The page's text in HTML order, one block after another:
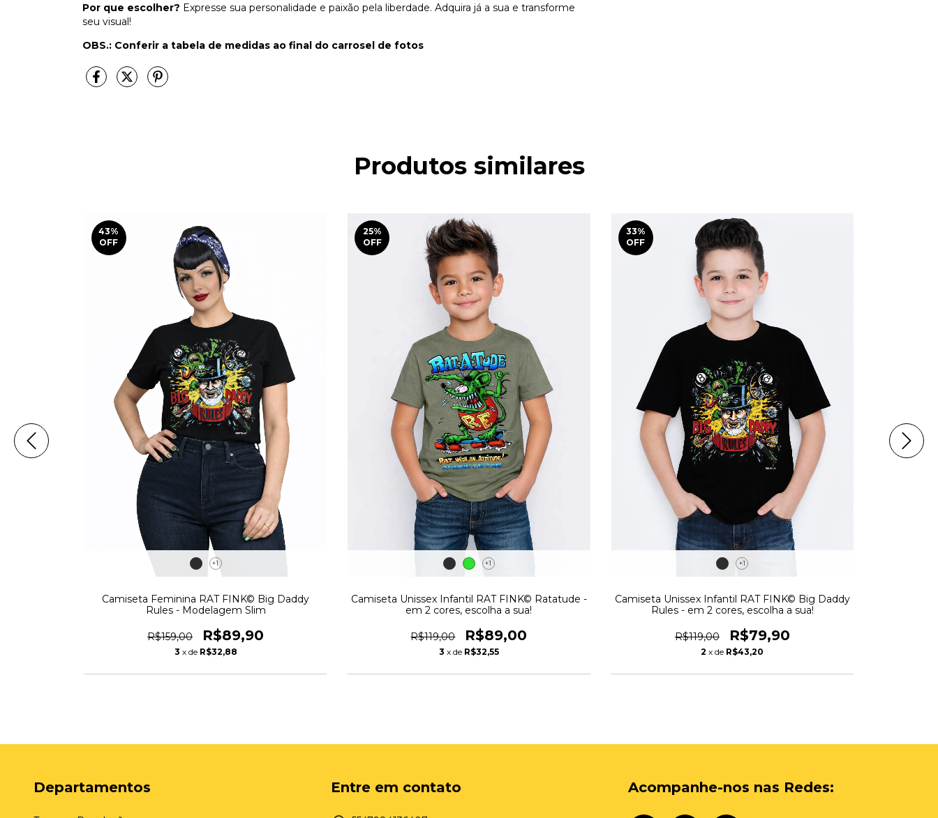
Por que escolher? Expresse sua personalidade e paixão pela liberdade. Adquira já a sua e transforme
seu visual!
OBS.: Conferir a tabela de medidas ao final do carrosel de fotos
Produtos similares
43%
OFF
+1
Camiseta Feminina RAT FINK© Big Daddy
Rules - Modelagem Slim
R$159,00 R$89,90
3 x de R$32,88
25%
OFF
+1
Camiseta Unissex Infantil RAT FINK© Ratatude -
em 2 cores, escolha a sua!
R$119,00 R$89,00
3 x de R$32,55
33%
OFF
+1
Camiseta Unissex Infantil RAT FINK© Big Daddy
Rules - em 2 cores, escolha a sua!
R$119,00 R$79,90
2 x de R$43,20
Departamentos Entre em contato Acompanhe-nos nas Redes: